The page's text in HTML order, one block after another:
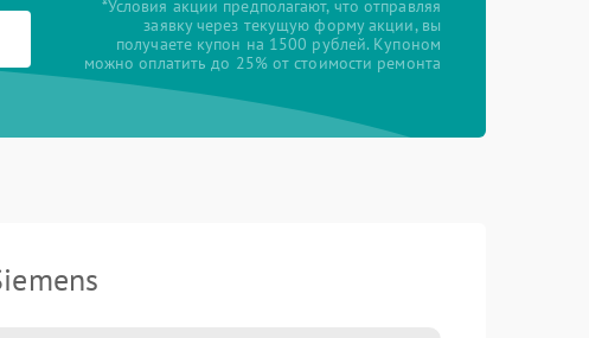
*Условия акции предполагают, что отправляя
заявку через текущую форму акции, вы
получаете купон на 1500 рублей. Купоном
можно оплатить до 25% от стоимости ремонта